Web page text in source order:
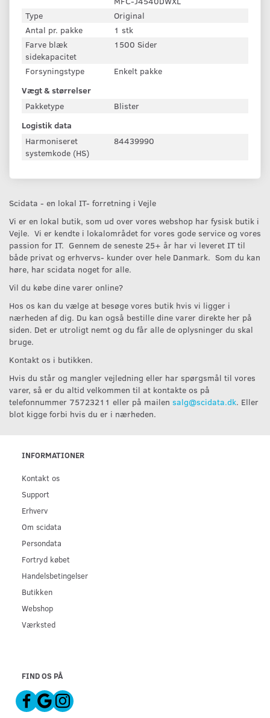
Type
Original
Antal pr. pakke
1 stk
Farve blæk
sidekapacitet
1500 Sider
Forsyningstype
Enkelt pakke
Vægt & størrelser
Pakketype
Blister
Logistik data
Harmoniseret
systemkode (HS)
84439990
Scidata - en lokal IT- forretning i Vejle
Vi er en lokal butik, som ud over vores webshop har fysisk butik i
Vejle. Vi er kendte i lokalområdet for vores gode service og vores
passion for IT. Gennem de seneste 25+ år har vi leveret IT til
både privat og erhvervs- kunder over hele Danmark. Som du kan
høre, har scidata noget for alle.
Vil du købe dine varer online?
Hos os kan du vælge at besøge vores butik hvis vi ligger i
nærheden af dig. Du kan også bestille dine varer direkte her på
siden. Det er utroligt nemt og du får alle de oplysninger du skal
bruge.
Kontakt os i butikken.
Hvis du står og mangler vejledning eller har spørgsmål til vores
varer, så er du altid velkommen til at kontakte os på
telefonnummer 75723211 eller på mailen salg@scidata.dk. Eller
blot kigge forbi hvis du er i nærheden.
INFORMATIONER
Kontakt os
Support
Erhverv
Om scidata
Persondata
Fortryd købet
Handelsbetingelser
Butikken
Webshop
Værksted
FIND OS PÅ